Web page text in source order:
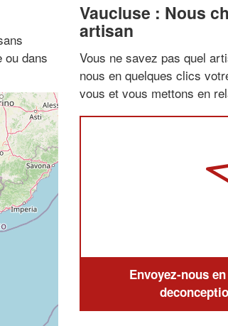
ou dans
Vaucluse : Nous
artisan
Vous ne savez pas quel
nous en quelques clics
vous et vous mettons en
Envoyez-nous